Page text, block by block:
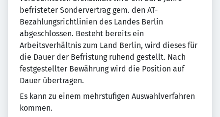
befristeter Sondervertrag gem. den AT-
Bezahlungsrichtlinien des Landes Berlin
abgeschlossen. Besteht bereits ein
Arbeitsverhältnis zum Land Berlin, wird dieses für
die Dauer der Befristung ruhend gestellt. Nach
festgestellter Bewährung wird die Position auf
Dauer übertragen.
Es kann zu einem mehrstufigen Auswahlverfahren
kommen.